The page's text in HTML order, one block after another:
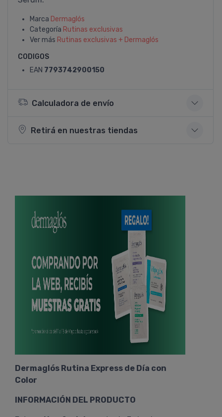
Marca Dermaglós
Categoría Rutinas exclusivas
Ver más Rutinas exclusivas + Dermaglós
CODIGOS
EAN 7793742900150
Calculadora de envío
Retirá en nuestras tiendas
Dermaglós Rutina Express de Día con
Color
INFORMACIÓN DEL PRODUCTO